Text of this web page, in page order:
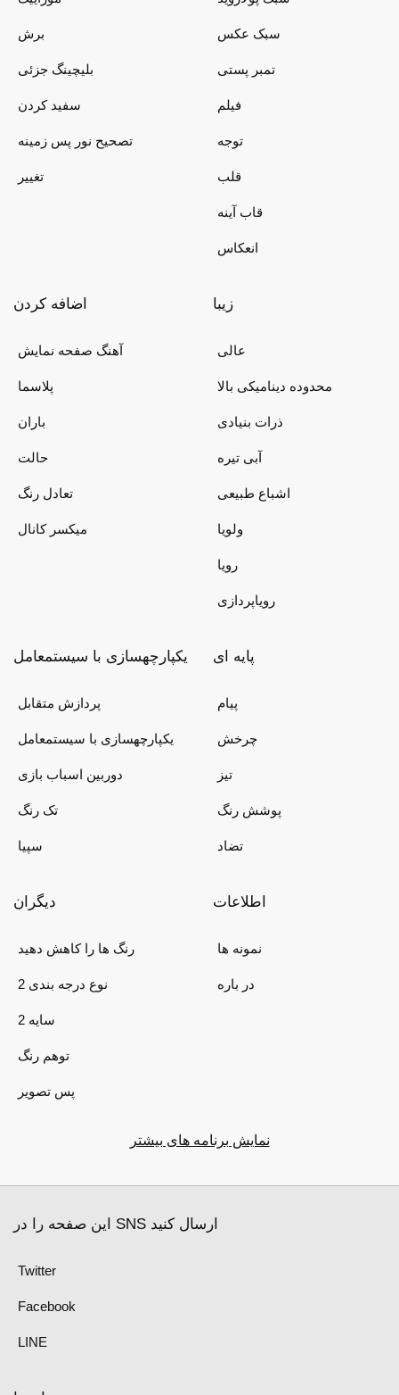
برش
بلیچینگ جزئی
سفید کردن
تصحیح نور پس زمینه
تغییر
سبک عکس
تمبر پستی
فیلم
توجه
قلب
قاب آینه
انعکاس
اضافه کردن
آهنگ صفحه نمایش
پلاسما
باران
حالت
تعادل رنگ
میکسر کانال
زیبا
عالی
محدوده دینامیکی بالا
ذرات بنیادی
آبی تیره
اشباع طبیعی
ولویا
رویا
رویاپردازی
یکپارچهسازی با سیستمعامل
پردازش متقابل
یکپارچهسازی با سیستمعامل
دوربین اسباب بازی
تک رنگ
سپیا
پایه ای
پیام
چرخش
تیز
پوشش رنگ
تضاد
دیگران
رنگ ها را کاهش دهید
2 نوع درجه بندی
2 سایه
توهم رنگ
پس تصویر
اطلاعات
نمونه ها
در باره
نمایش برنامه های بیشتر
این صفحه را در SNS ارسال کنید
Twitter
Facebook
LINE